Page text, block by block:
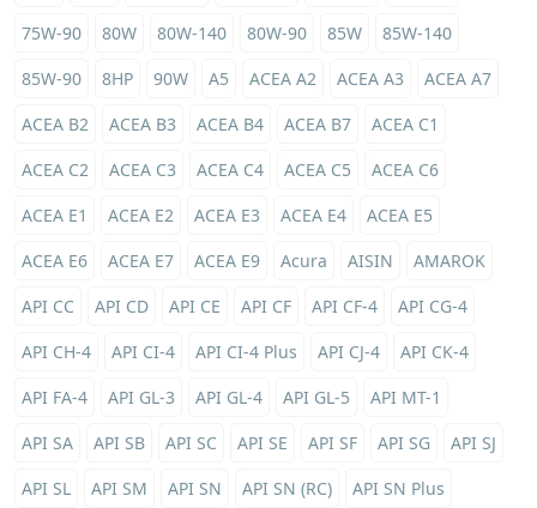
75W-90
80W 80W-140 80W-90 85W
85W-140
85W-90
8HP 90W A5 ACEA A2 ACEA A3
ACEA A7
ACEA B2
ACEA B3 ACEA B4 ACEA B7
ACEA C1
ACEA C2
ACEA C3 ACEA C4 ACEA C5
ACEA C6
ACEA E1
ACEA E2 ACEA E3 ACEA E4
ACEA E5
ACEA E6
ACEA E7 ACEA E9 Acura AISIN
AMAROK
API CC
API CD API CE API CF API CF-4
API CG-4
API CH-4
API CI-4 API CI-4 Plus API CJ-4
API CK-4
API FA-4
API GL-3 API GL-4 API GL-5
API MT-1
API SA
API SB API SC API SE API SF API SG
API SJ
API SL
API SM API SN API SN (RC)
API SN Plus